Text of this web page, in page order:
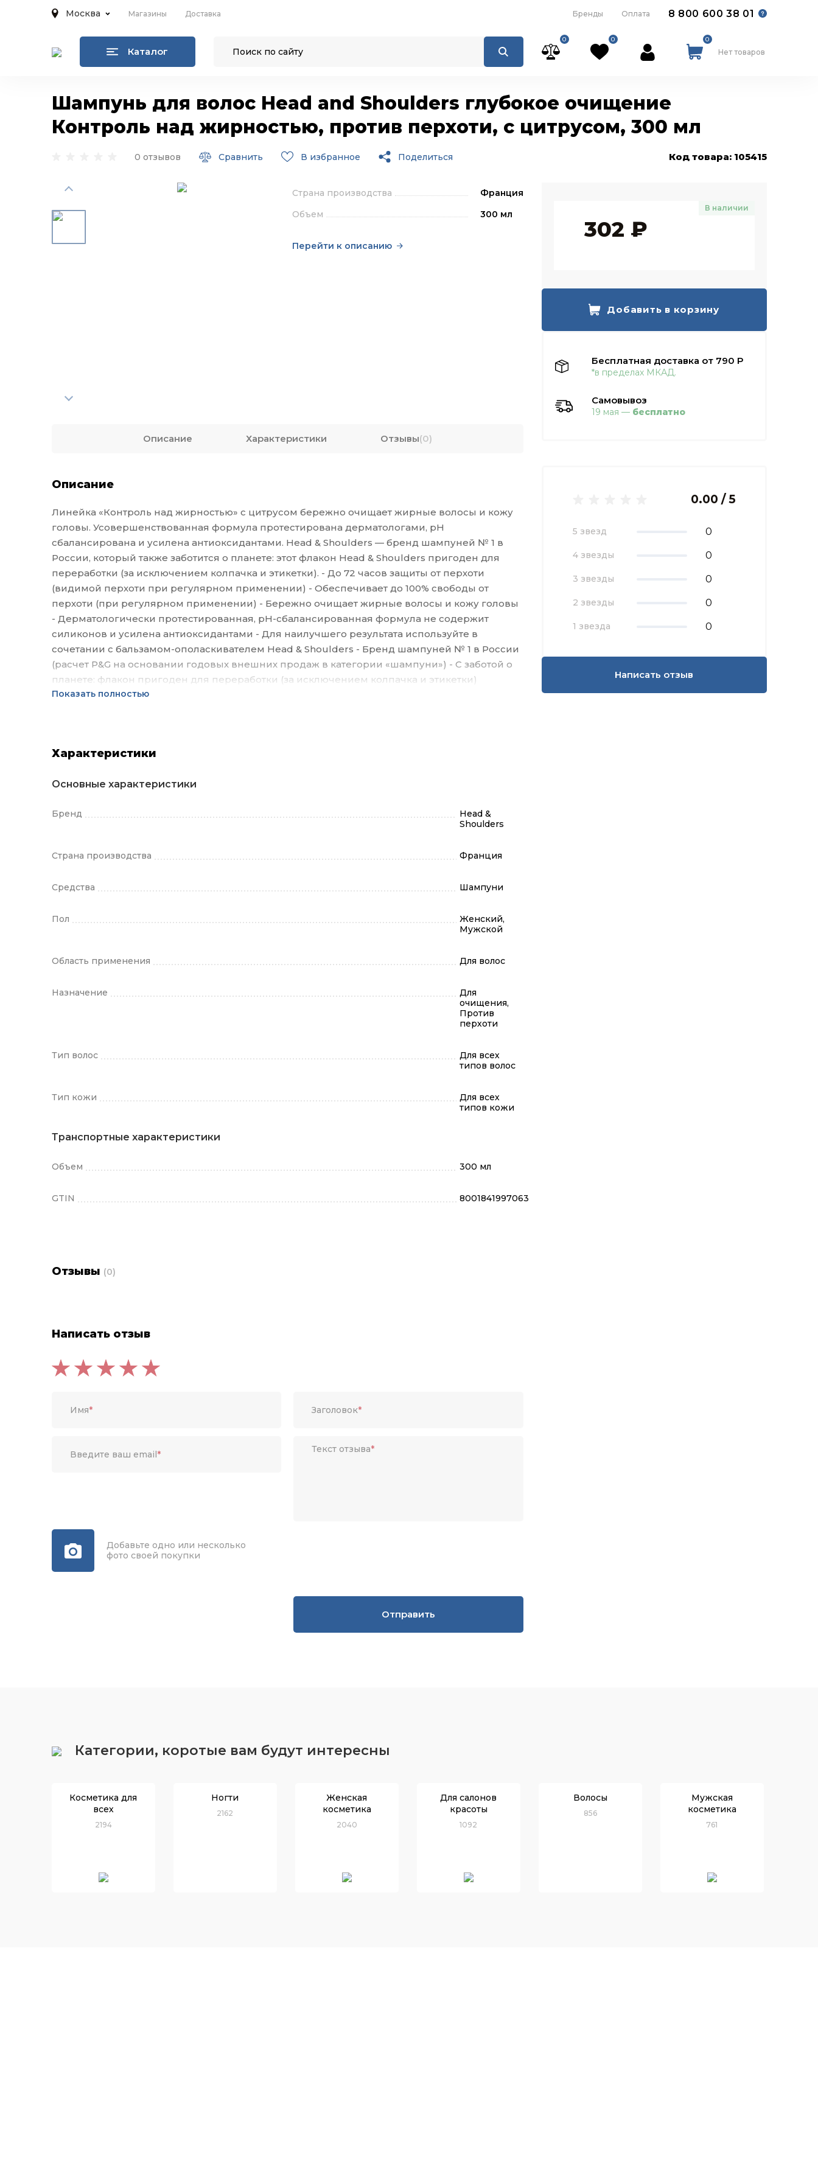
Москва Магазины Доставка Бренды Оплата 8 800 600 38 01
Каталог
0 0 0
Нет товаров
Шампунь для волос Head and Shoulders глубокое очищение
Контроль над жирностью, против перхоти, с цитрусом, 300 мл
0 отзывов Сравнить В избранное Поделиться Код товара: 105415
Страна производства
Франция
Объем
300 мл
Перейти к описанию
В наличии
302 ₽
Добавить в корзину
Бесплатная доставка от 790 Р
*в пределах МКАД.
Самовывоз
19 мая — бесплатно
0.00 / 5
5 звезд 0
4 звезды 0
3 звезды 0
2 звезды 0
1 звезда 0
Написать отзыв
Описание Характеристики Отзывы(0)
Описание
Линейка «Контроль над жирностью» с цитрусом бережно очищает жирные волосы и кожу
головы. Усовершенствованная формула протестирована дерматологами, pH
сбалансирована и усилена антиоксидантами. Head & Shoulders — бренд шампуней № 1 в
России, который также заботится о планете: этот флакон Head & Shoulders пригоден для
переработки (за исключением колпачка и этикетки). - До 72 часов защиты от перхоти
(видимой перхоти при регулярном применении) - Обеспечивает до 100% свободы от
перхоти (при регулярном применении) - Бережно очищает жирные волосы и кожу головы
- Дерматологически протестированная, pH-сбалансированная формула не содержит
силиконов и усилена антиоксидантами - Для наилучшего результата используйте в
сочетании с бальзамом-ополаскивателем Head & Shoulders - Бренд шампуней № 1 в России
(расчет P&G на основании годовых внешних продаж в категории «шампуни») - С заботой о
планете: флакон пригоден для переработки (за исключением колпачка и этикетки)
Показать полностью
Характеристики
Основные характеристики
Бренд
Head &
Shoulders
Страна производства Франция
Средства Шампуни
Пол
Женский,
Мужской
Область применения Для волос
Назначение
Для
очищения,
Против
перхоти
Тип волос
Для всех
типов волос
Тип кожи
Для всех
типов кожи
Транспортные характеристики
Объем 300 мл
GTIN 8001841997063
Отзывы (0)
Написать отзыв
Имя*
Введите ваш email*
Заголовок*
Текст отзыва*
Добавьте одно или несколько
фото своей покупки
Отправить
Категории, коротые вам будут интересны
Косметика для
всех
2194
Ногти
2162
Женская
косметика
2040
Для салонов
красоты
1092
Волосы
856
Мужская
косметика
761